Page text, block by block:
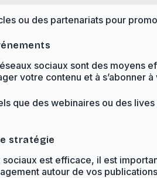
ou des partenariats pour
sociaux sont des
votre contenu et à s’abonner
que des webinaires ou des
stratégie
est efficace, il est
autour de vos